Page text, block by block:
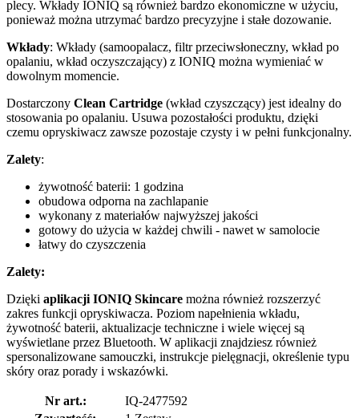
plecy. Wkłady IONIQ są również bardzo ekonomiczne w użyciu,
ponieważ można utrzymać bardzo precyzyjne i stałe dozowanie.
Wkłady: Wkłady (samoopalacz, filtr przeciwsłoneczny, wkład po
opalaniu, wkład oczyszczający) z IONIQ można wymieniać w
dowolnym momencie.
Dostarczony Clean Cartridge (wkład czyszczący) jest idealny do
stosowania po opalaniu. Usuwa pozostałości produktu, dzięki
czemu opryskiwacz zawsze pozostaje czysty i w pełni funkcjonalny.
Zalety:
żywotność baterii: 1 godzina
obudowa odporna na zachlapanie
wykonany z materiałów najwyższej jakości
gotowy do użycia w każdej chwili - nawet w samolocie
łatwy do czyszczenia
Zalety:
Dzięki aplikacji IONIQ Skincare można również rozszerzyć
zakres funkcji opryskiwacza. Poziom napełnienia wkładu,
żywotność baterii, aktualizacje techniczne i wiele więcej są
wyświetlane przez Bluetooth. W aplikacji znajdziesz również
spersonalizowane samouczki, instrukcje pielęgnacji, określenie typu
skóry oraz porady i wskazówki.
Nr art.:
IQ-2477592